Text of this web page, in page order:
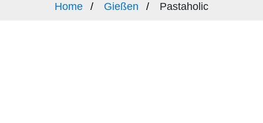
Home Gießen Pastaholic